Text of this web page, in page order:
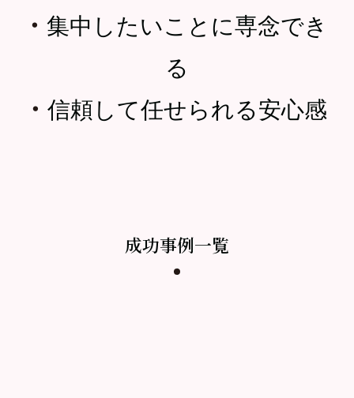
・ 集中したいことに専念でき
る
・ 信頼して任せられる安心感
成功事例一覧